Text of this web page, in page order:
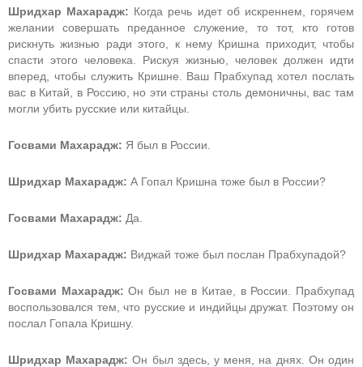
Шридхар Махарадж: Когда речь идет об искреннем, горячем
желании совершать преданное служение, то тот, кто готов
рискнуть жизнью ради этого, к нему Кришна приходит, чтобы
спасти этого человека. Рискуя жизнью, человек должен идти
вперед, чтобы служить Кришне. Ваш Прабхупад хотел послать
вас в Китай, в Россию, но эти страны столь демоничны, вас там
могли убить русские или китайцы.
Госвами Махарадж: Я был в России.
Шридхар Махарадж: А Гопал Кришна тоже был в России?
Госвами Махарадж: Да.
Шридхар Махарадж: Виджай тоже был послан Прабхупадой?
Госвами Махарадж: Он был не в Китае, в России. Прабхупад
воспользовался тем, что русские и индийцы дружат. Поэтому он
послал Гопала Кришну.
Шридхар Махарадж: Он был здесь, у меня, на днях. Он один